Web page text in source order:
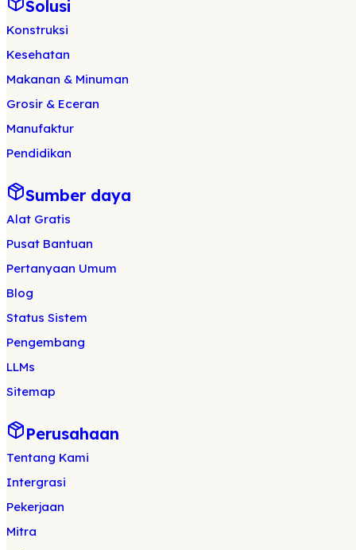
Solusi
Konstruksi
Kesehatan
Makanan & Minuman
Grosir & Eceran
Manufaktur
Pendidikan
Sumber daya
Alat Gratis
Pusat Bantuan
Pertanyaan Umum
Blog
Status Sistem
Pengembang
LLMs
Sitemap
Perusahaan
Tentang Kami
Intergrasi
Pekerjaan
Mitra